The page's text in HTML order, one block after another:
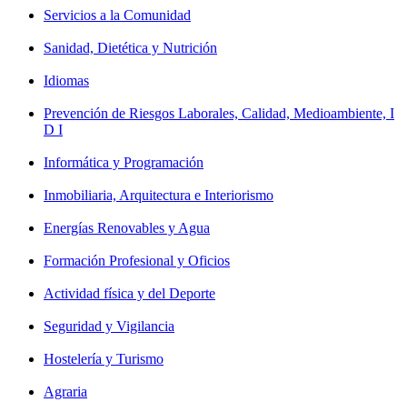
Servicios a la Comunidad
Sanidad, Dietética y Nutrición
Idiomas
Prevención de Riesgos Laborales, Calidad, Medioambiente, I
D I
Informática y Programación
Inmobiliaria, Arquitectura e Interiorismo
Energías Renovables y Agua
Formación Profesional y Oficios
Actividad física y del Deporte
Seguridad y Vigilancia
Hostelería y Turismo
Agraria